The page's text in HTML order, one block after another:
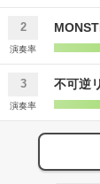
2
演奏率
3 不可逆
演奏率